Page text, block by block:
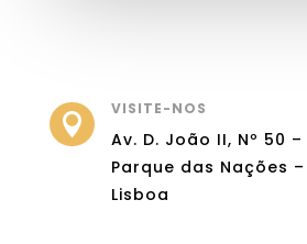

VISITE-NOS
Av. D. João II, Nº 50 –
Parque das Nações
Lisboa